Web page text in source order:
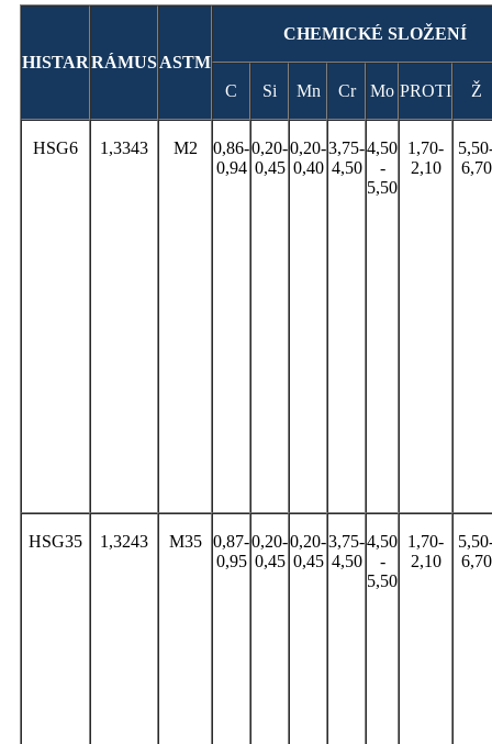
HISTARRÁMUSASTM
CHEMICKÉ SLOŽENÍ
C Si Mn Cr Mo PROTI Ž
HSG6 1,3343 M2
0,86-
0,94
0,20-
0,45
0,20-
0,40
3,75-
4,50
4,50
-
5,50
1,70-
2,10
6,70
HSG35 1,3243 M35
0,87-
0,95
0,20-
0,45
0,20-
0,45
3,75-
4,50
4,50
-
5,50
1,70-
2,10
6,70